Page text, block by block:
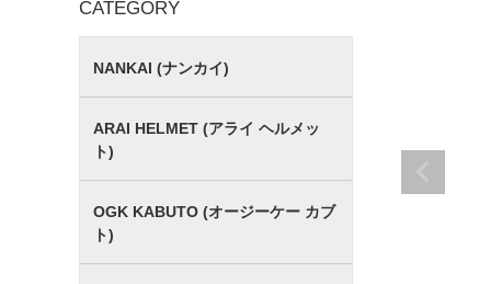
CATEGORY
NANKAI (ナンカイ)
ARAI HELMET (アライ ヘルメッ
ト)
OGK KABUTO (オージーケー カブ
ト)